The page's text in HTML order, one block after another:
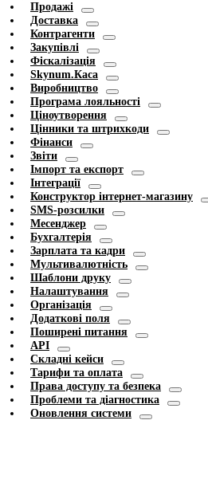
Продажі
Доставка
Контрагенти
Закупівлі
Фіскалізація
Skynum.Каса
Виробництво
Програма лояльності
Ціноутворення
Цінники та штрихкоди
Фінанси
Звіти
Імпорт та експорт
Інтеграції
Конструктор інтернет-магазину
SMS-розсилки
Месенджер
Бухгалтерія
Зарплата та кадри
Мультивалютність
Шаблони друку
Налаштування
Організація
Додаткові поля
Поширені питання
API
Складні кейси
Тарифи та оплата
Права доступу та безпека
Проблеми та діагностика
Оновлення системи